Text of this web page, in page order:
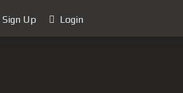
Sign Up Login